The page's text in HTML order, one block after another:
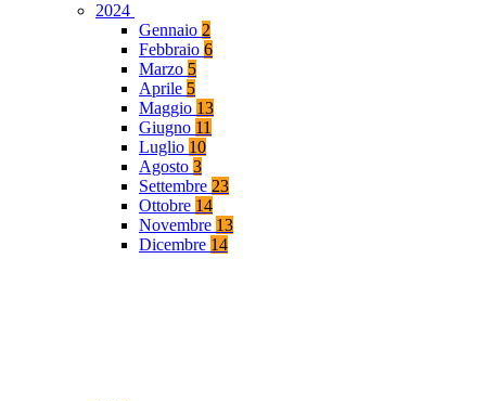
2024
Gennaio 2
Febbraio 6
Marzo 5
Aprile 5
Maggio 13
Giugno 11
Luglio 10
Agosto 3
Settembre 23
Ottobre 14
Novembre 13
Dicembre 14